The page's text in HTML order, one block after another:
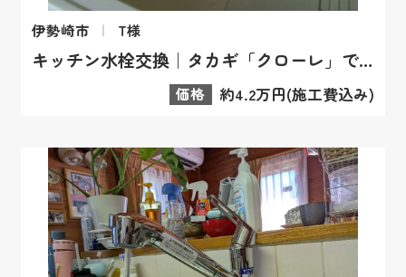
伊勢崎市 T様
キッチン水栓交換｜タカギ「クローレ」で浄水器の悩みも解消！
価格 約4.2万円(施工費込み)